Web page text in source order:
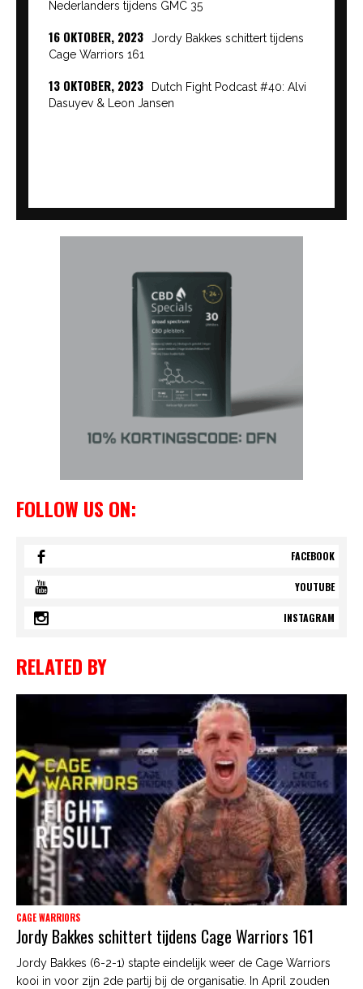
Nederlanders tijdens GMC 35
16 OKTOBER, 2023
Jordy Bakkes schittert tijdens
Cage Warriors 161
13 OKTOBER, 2023
Dutch Fight Podcast #40: Alvi
Dasuyev & Leon Jansen
FOLLOW US ON:
FACEBOOK
YOUTUBE
INSTAGRAM
RELATED BY
CAGE WARRIORS
Jordy Bakkes schittert tijdens Cage Warriors 161
Jordy Bakkes (6-2-1) stapte eindelijk weer de Cage Warriors
kooi in voor zijn 2de partij bij de organisatie. In April zouden